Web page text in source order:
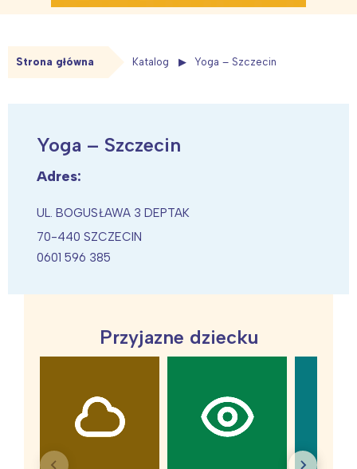
Strona główna Katalog Yoga – Szczecin
Yoga – Szczecin
Adres:
UL. BOGUSŁAWA 3 DEPTAK
70-440 SZCZECIN
0601 596 385
Przyjazne dziecku